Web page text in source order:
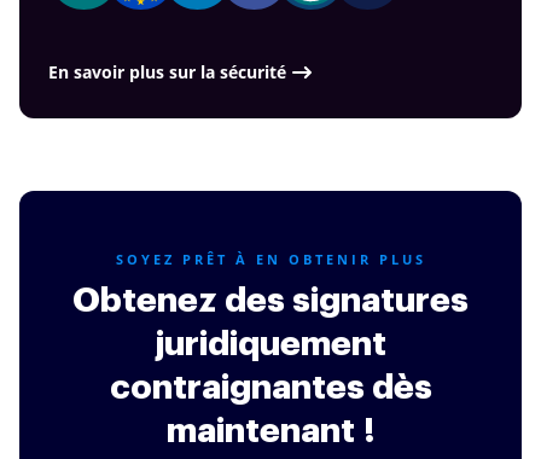
En savoir plus sur la sécurité
SOYEZ PRÊT À EN OBTENIR PLUS
Obtenez des signatures
juridiquement
contraignantes dès
maintenant !